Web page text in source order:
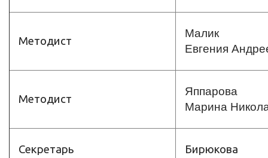
Методист
Малик
Евгения
Методист
Яппарова
Марина
Cекретарь
Бирюкова